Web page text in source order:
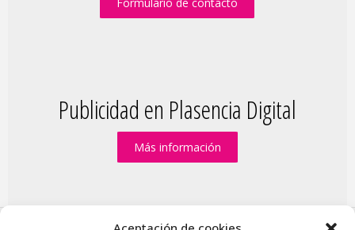
Publicidad en Plasencia Digital
Más información